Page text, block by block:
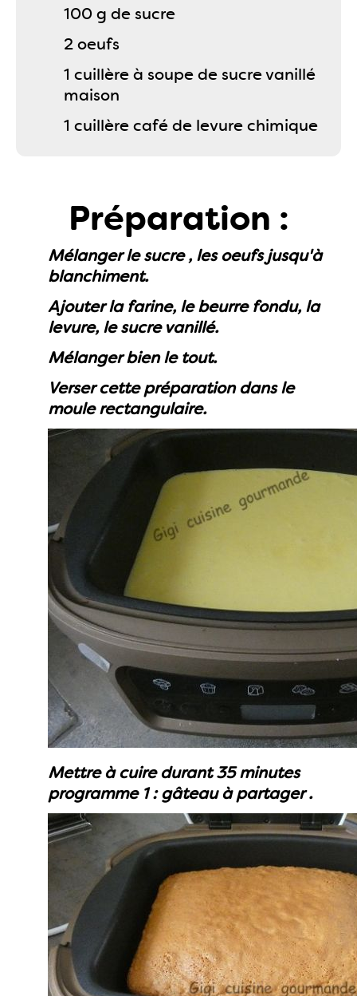
100 g de sucre
2 oeufs
1 cuillère à soupe de sucre vanillé
maison
1 cuillère café de levure chimique
Préparation :
Mélanger le sucre , les oeufs jusqu'à
blanchiment.
Ajouter la farine, le beurre fondu, la
levure, le sucre vanillé.
Mélanger bien le tout.
Verser cette préparation dans le
moule rectangulaire.
Mettre à cuire durant 35 minutes
programme 1 : gâteau à partager .